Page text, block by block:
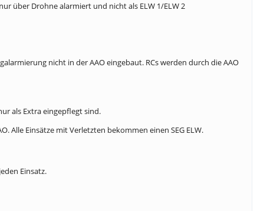
über Drohne alarmiert und nicht als ELW 1/ELW 2
nicht in der AAO eingebaut. RCs werden durch die AAO
als Extra eingepflegt sind.
Alle Einsätze mit Verletzten bekommen einen SEG ELW.
Einsatz.